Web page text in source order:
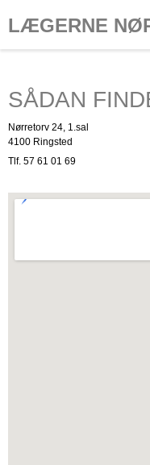
LÆGERNE
SÅDAN
Nørretorv 24, 1.sal
4100 Ringsted
Tlf. 57 61 01 69